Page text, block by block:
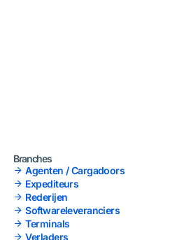
Branches
Agenten / Cargadoors
Expediteurs
Rederijen
Softwareleveranciers
Terminals
Verladers